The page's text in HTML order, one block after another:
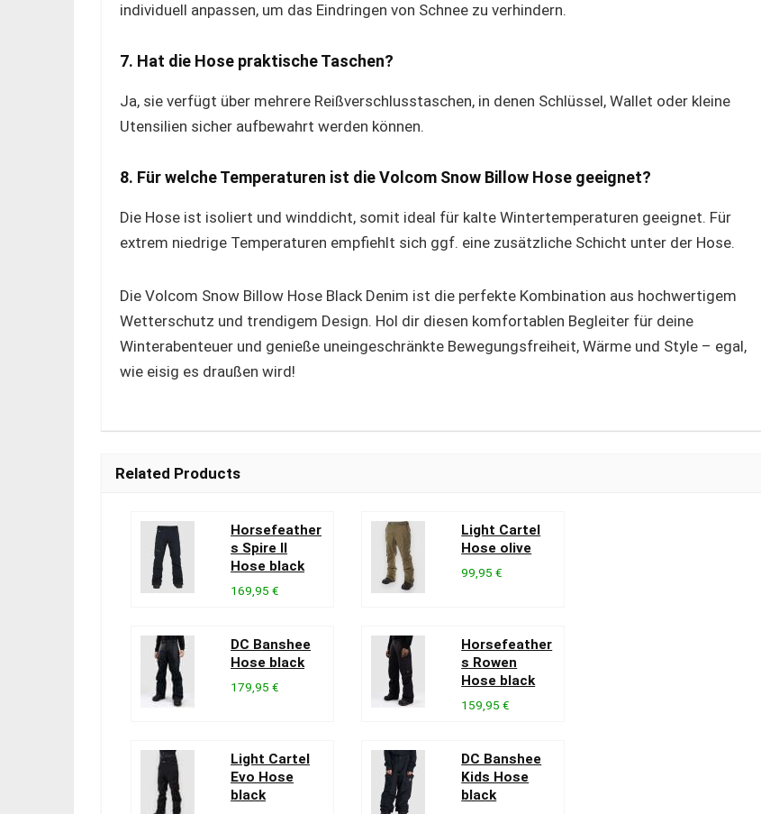
individuell anpassen, um das Eindringen von Schnee zu verhindern.
7. Hat die Hose praktische Taschen?
Ja, sie verfügt über mehrere Reißverschlusstaschen, in denen Schlüssel, Wallet oder kleine
Utensilien sicher aufbewahrt werden können.
8. Für welche Temperaturen ist die Volcom Snow Billow Hose geeignet?
Die Hose ist isoliert und winddicht, somit ideal für kalte Wintertemperaturen geeignet. Für
extrem niedrige Temperaturen empfiehlt sich ggf. eine zusätzliche Schicht unter der Hose.
Die Volcom Snow Billow Hose Black Denim ist die perfekte Kombination aus hochwertigem
Wetterschutz und trendigem Design. Hol dir diesen komfortablen Begleiter für deine
Winterabenteuer und genieße uneingeschränkte Bewegungsfreiheit, Wärme und Style – egal,
wie eisig es draußen wird!
Related Products
Horsefeather
s Spire II
Hose black
169,95 €
Light Cartel
Hose olive
99,95 €
DC Banshee
Hose black
179,95 €
Horsefeather
s Rowen
Hose black
159,95 €
Light Cartel
Evo Hose
black
DC Banshee
Kids Hose
black